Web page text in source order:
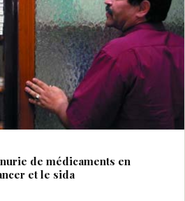
de médicaments en
et le sida